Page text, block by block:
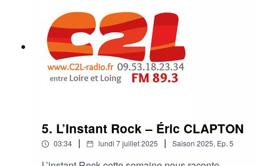
5. L’Instant Rock – Éric CLAPTON
03:34 | lundi 7 juillet 2025 | Saison 2025, Ep. 5